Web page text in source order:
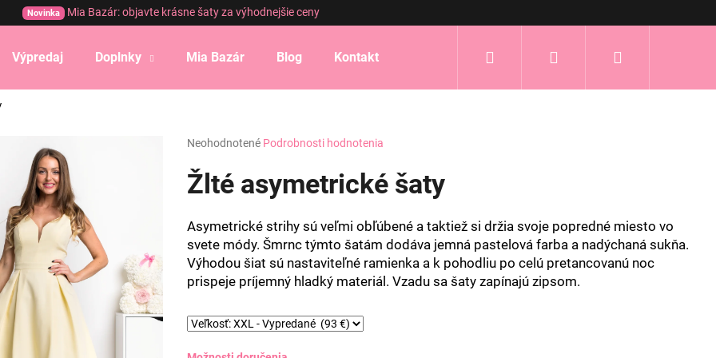
Novinka Mia Bazár: objavte krásne šaty za výhodnejšie ceny
Výpredaj Doplnky Mia Bazár Blog Kontakt Prihlásenie
Priemerné
produktu
je
5
hviezdičiek.
Neohodnotené Podrobnosti hodnotenia
Žlté asymetrické šaty
Asymetrické strihy sú veľmi obľúbené a taktiež si držia svoje popredné miesto vo
svete módy. Šmrnc týmto šatám dodáva jemná pastelová farba a nadýchaná sukňa.
Výhodou šiat sú nastaviteľné ramienka a k pohodliu po celú pretancovanú noc
prispeje príjemný hladký materiál. Vzadu sa šaty zapínajú zipsom.
Čo potrebujete nájsť?
HĽADAŤ
Odporúčame